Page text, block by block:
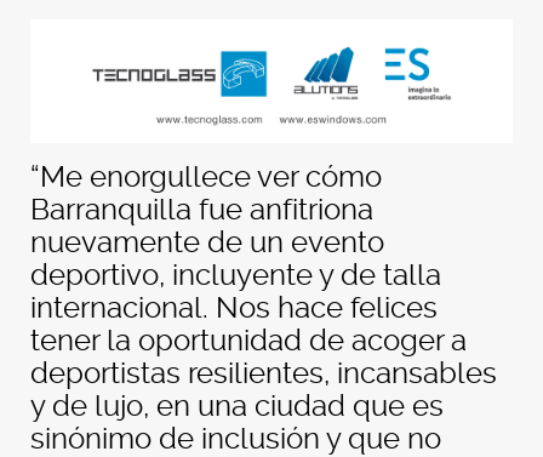
“Me enorgullece ver cómo
Barranquilla fue anfitriona
nuevamente de un evento
deportivo, incluyente y de talla
internacional. Nos hace felices
tener la oportunidad de acoger a
deportistas resilientes, incansables
y de lujo, en una ciudad que es
sinónimo de inclusión y que no